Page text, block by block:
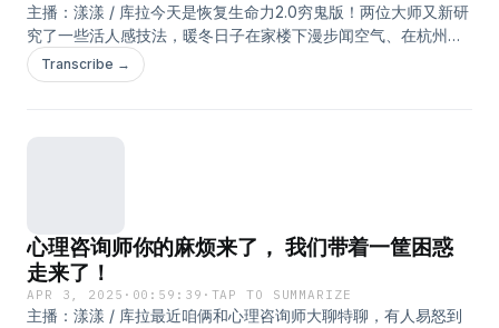
主播：漾漾 / 库拉今天是恢复生命力2.0穷鬼版！两位大师又新研
究了一些活人感技法，暖冬日子在家楼下漫步闻空气、在杭州老
城区深巷里漫游、喝居家省钱鸡尾酒浸染白莲花度假村、用街景
地图时光机回到过去、遛弯、撸别人家的狗、听OST……【本期
Omega-3，达到国际标准每日推荐摄入量。-高纯：纯度高达
95%，只有营养，没有杂质。-清透：高纯无氧化的高品质鱼
油，才能呈现出这样水晶般的高透。如何获得专属福利下单？以
下任一渠道均可购买1.复制口令：59￥CD9meBlHm65￥
Transcribe →
心理咨询师你的麻烦来了， 我们带着一筐困惑
走来了！
APR 3, 2025 · 00:59:39 · TAP TO SUMMARIZE
主播：漾漾 / 库拉最近咱俩和心理咨询师大聊特聊，有人易怒到